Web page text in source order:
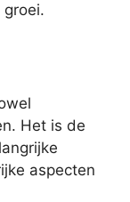
Het is de
aspecten